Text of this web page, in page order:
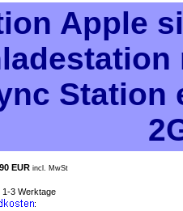
Apple
Station
EUR incl. MwSt
1-3 Werktage